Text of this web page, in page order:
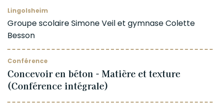
Lingolsheim
Groupe scolaire Simone Veil et gymnase Colette
Besson
Conférence
Concevoir en béton - Matière et texture
(Conférence intégrale)